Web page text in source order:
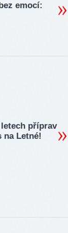
emocí:
příprav
na Letné!